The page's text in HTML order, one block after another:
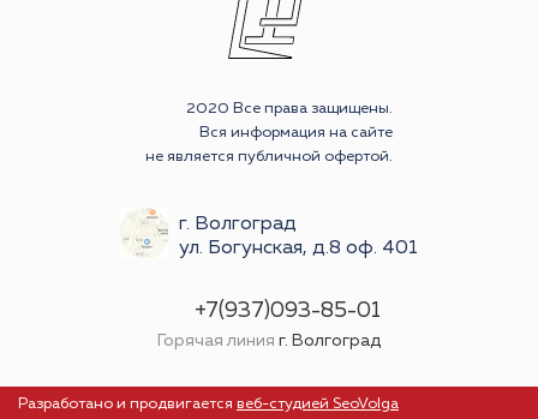
2020 Все права защищены.
Вся информация на сайте
не является публичной офертой.
г. Волгоград
ул. Богунская, д.8 оф. 401
+7(937)093-85-01
Горячая линия г. Волгоград
Разработано и продвигается веб-студией SeoVolga